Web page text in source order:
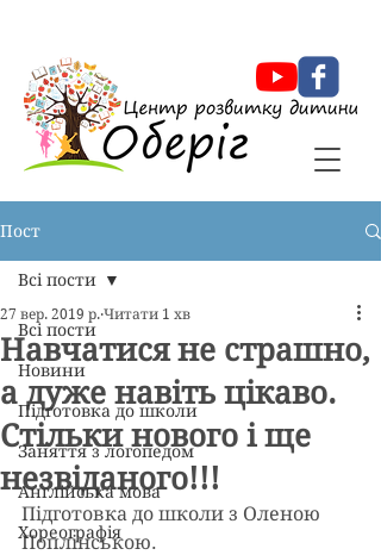
Пост
Всі пости
Новини
Підготовка до школи
Заняття з логопедом
Англійська мова
Хореографія
Всі пости
Навчатися не страшно,
а дуже навіть цікаво.
Стільки нового і ще
незвіданого!!!
27 вер. 2019 р. Читати 1 хв
Підготовка до школи з Оленою
Поплінською.